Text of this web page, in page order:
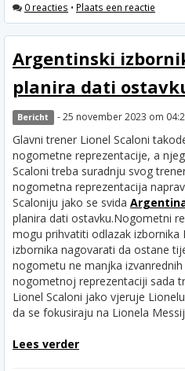
0 reacties • Plaats een reactie
Argentinski
planira dati
Bericht - 25 november 2023 om
Glavni trener Lionel Scaloni
nogometne reprezentacije, a
Scaloni treba suradnju svog
nogometna reprezentacija
Scaloniju jako se svida
planira dati ostavku.Nogometni
mogu prihvatiti odlazak izbornika
izbornika nagovarati da ostane
nogometu ne manjka
nogometnoj reprezentaciji sada
Lionel Scaloni jako vjeruje
da se fokusiraju na Lionela
Lees verder